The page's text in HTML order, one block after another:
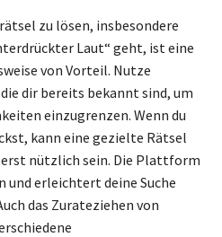
zu lösen, insbesondere
Laut“ geht, ist eine
von Vorteil. Nutze
dir bereits bekannt sind, um
einzugrenzen. Wenn du
kann eine gezielte Rätsel
nützlich sein. Die Plattform
und erleichtert deine Suche
das Zurateziehen von